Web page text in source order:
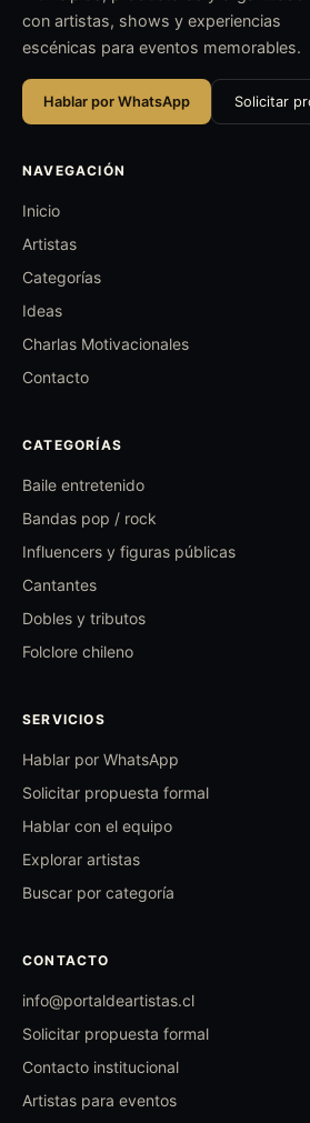
con artistas, shows y experiencias
escénicas para eventos memorables.
Hablar por WhatsApp Solicitar
NAVEGACIÓN
Inicio
Artistas
Categorías
Ideas
Charlas Motivacionales
Contacto
CATEGORÍAS
Baile entretenido
Bandas pop / rock
Influencers y figuras públicas
Cantantes
Dobles y tributos
Folclore chileno
SERVICIOS
Hablar por WhatsApp
Solicitar propuesta formal
Hablar con el equipo
Explorar artistas
Buscar por categoría
CONTACTO
info@portaldeartistas.cl
Solicitar propuesta formal
Contacto institucional
Artistas para eventos